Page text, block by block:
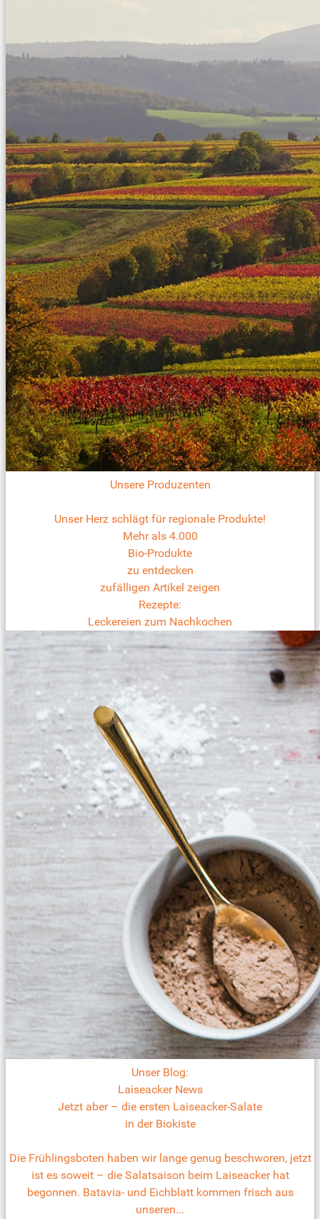
Unsere Produzenten
Unser Herz schlägt für regionale Produkte!
Mehr als 4.000
Bio-Produkte
zu entdecken
zufälligen Artikel zeigen
Rezepte:
Leckereien zum Nachkochen
Unser Blog:
Laiseacker News
Jetzt aber – die ersten Laiseacker-Salate
in der Biokiste
Die Frühlingsboten haben wir lange genug beschworen, jetzt
ist es soweit – die Salatsaison beim Laiseacker hat
begonnen. Batavia- und Eichblatt kommen frisch aus
unseren...